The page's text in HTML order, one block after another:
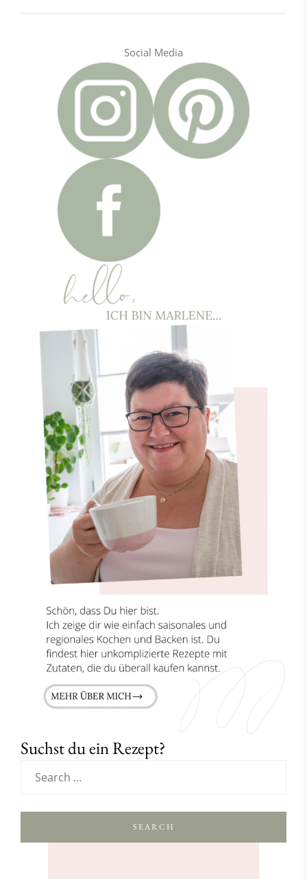
Social Media
Suchst du ein Rezept?
SEARCH